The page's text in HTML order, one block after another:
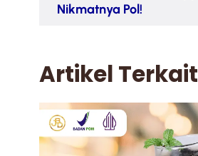
Nikmatnya Pol!
Artikel Terkait